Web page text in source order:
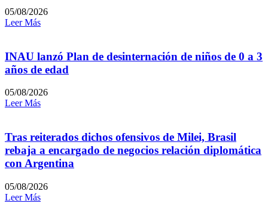
05/08/2026
Leer Más
INAU lanzó Plan de desinternación de niños de 0 a 3
años de edad
05/08/2026
Leer Más
Tras reiterados dichos ofensivos de Milei, Brasil
rebaja a encargado de negocios relación diplomática
con Argentina
05/08/2026
Leer Más